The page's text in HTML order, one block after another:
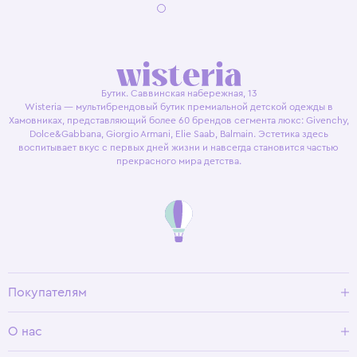
Бутик. Саввинская набережная, 13
Wisteria — мультибрендовый бутик премиальной детской одежды в
Хамовниках, представляющий более 60 брендов сегмента люкс: Givenchy,
Dolce&Gabbana, Giorgio Armani, Elie Saab, Balmain. Эстетика здесь
воспитывает вкус с первых дней жизни и навсегда становится частью
прекрасного мира детства.
Покупателям
Условия возврата
О нас